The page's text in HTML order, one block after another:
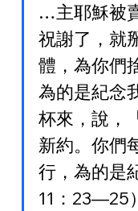
…主耶穌被
祝謝了，就
體，為你們
為的是紀念
杯來，說，
新約。你們
行，為的是
11：23—25）